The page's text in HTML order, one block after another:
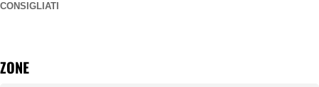
CONSIGLIATI
ZONE